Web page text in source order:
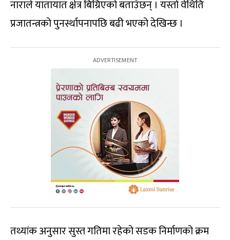
नाराले यातायात क्षेत्र बिग्रिएको बताउँछन् । यस्तो वेथिति
प्रजातन्त्रको पुनर्स्थापनापछि बढी भएको देखिन्छ ।
तथ्यांक अनुसार सुस्त गतिमा रहेको सडक निर्माणको क्रम